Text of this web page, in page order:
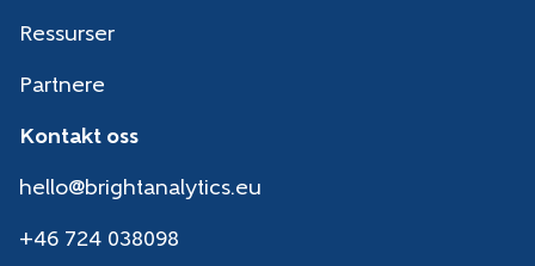
Ressurser
Partnere
Kontakt oss
hello@brightanalytics.eu
+46 724 038098